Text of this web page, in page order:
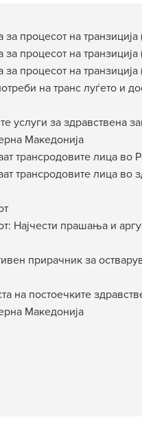
процесот на транзиција
процесот на
процесот на транзиција
на транс луѓето и
услуги за здравствена
Македонија
трансродовите лица во
трансродовите лица во
Најчести прашања и
прирачник за
на постоечките
Македонијa